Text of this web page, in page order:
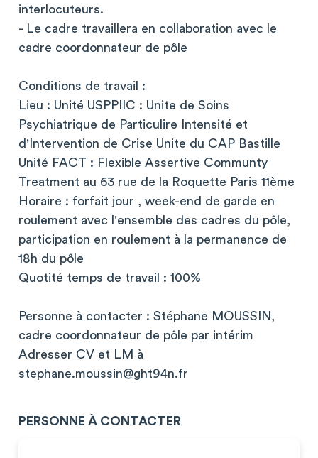
interlocuteurs.
- Le cadre travaillera en collaboration avec le
cadre coordonnateur de pôle
Conditions de travail :
Lieu : Unité USPPIIC : Unite de Soins
Psychiatrique de Particulire Intensité et
d'Intervention de Crise Unite du CAP Bastille
Unité FACT : Flexible Assertive Communty
Treatment au 63 rue de la Roquette Paris 11ème
Horaire : forfait jour , week-end de garde en
roulement avec l'ensemble des cadres du pôle,
participation en roulement à la permanence de
18h du pôle
Quotité temps de travail : 100%
Personne à contacter : Stéphane MOUSSIN,
cadre coordonnateur de pôle par intérim
Adresser CV et LM à
stephane.moussin@ght94n.fr
PERSONNE À CONTACTER